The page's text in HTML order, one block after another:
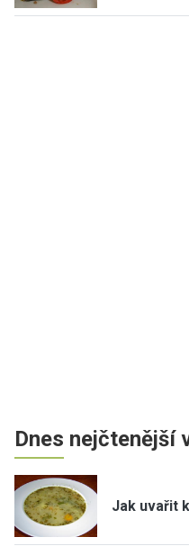
Dnes nejčtenější
Jak uvařit